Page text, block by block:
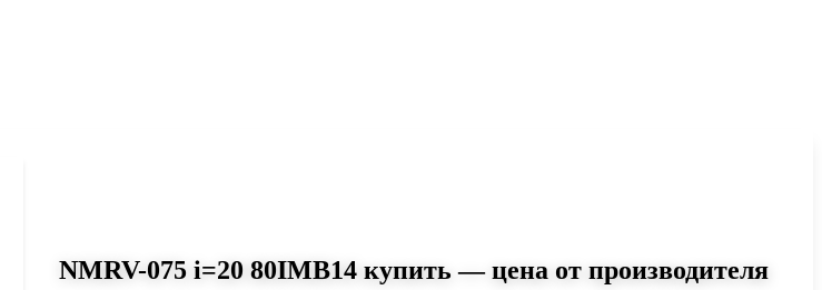
NMRV-075 i=20 80IMB14 купить — цена от производителя